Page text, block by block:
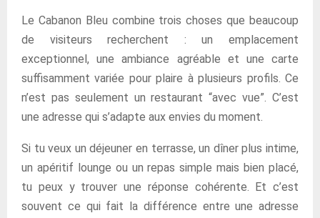
Le Cabanon Bleu combine trois choses que beaucoup
de visiteurs recherchent : un emplacement
exceptionnel, une ambiance agréable et une carte
suffisamment variée pour plaire à plusieurs profils. Ce
n’est pas seulement un restaurant “avec vue”. C’est
une adresse qui s’adapte aux envies du moment.
Si tu veux un déjeuner en terrasse, un dîner plus intime,
un apéritif lounge ou un repas simple mais bien placé,
tu peux y trouver une réponse cohérente. Et c’est
souvent ce qui fait la différence entre une adresse